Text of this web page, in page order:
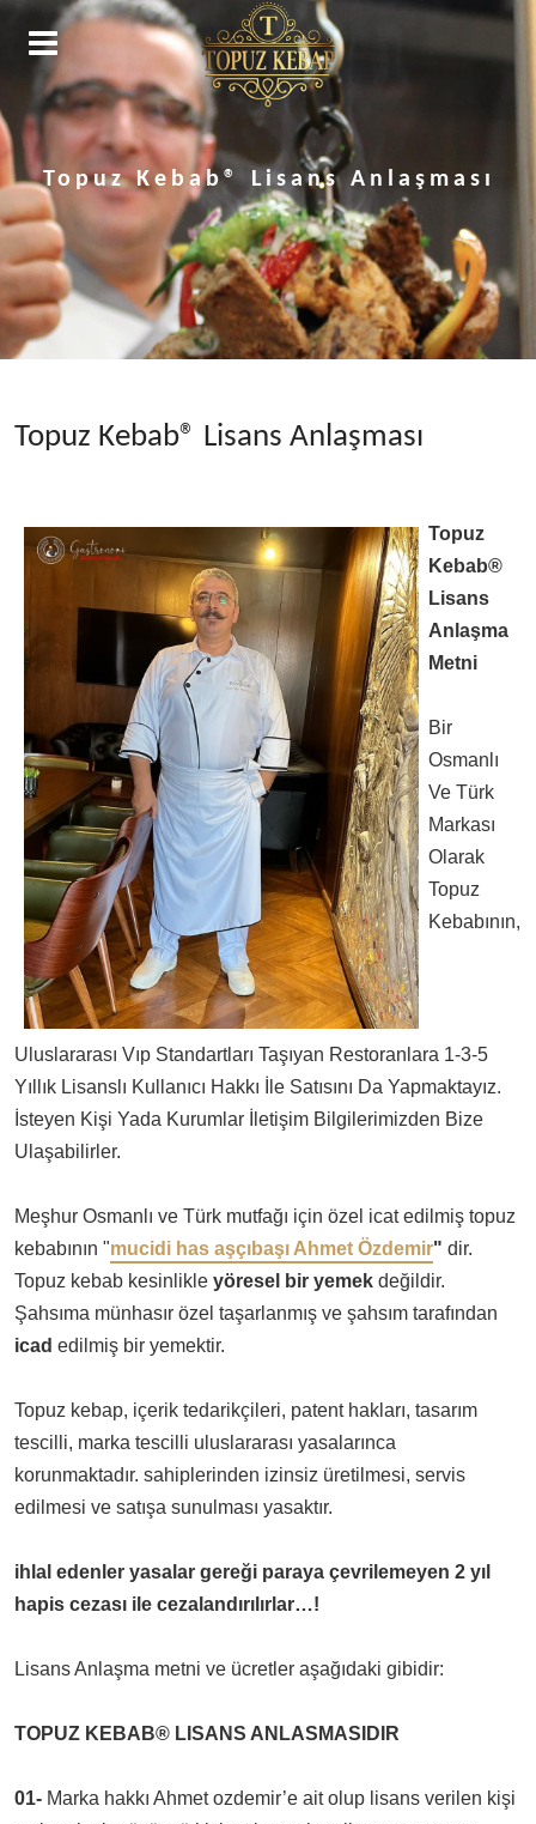
Topuz Kebab® Lisans Anlaşması
Topuz Kebab® Lisans Anlaşması
Topuz
Kebab®
Lisans
Anlaşma
Metni
Bir
Osmanlı
Ve Türk
Markası
Olarak
Topuz
Kebabının,
Uluslararası Vıp Standartları Taşıyan Restoranlara 1-3-5
Yıllık Lisanslı Kullanıcı Hakkı İle Satısını Da Yapmaktayız.
İsteyen Kişi Yada Kurumlar İletişim Bilgilerimizden Bize
Ulaşabilirler.
Meşhur Osmanlı ve Türk mutfağı için özel icat edilmiş topuz
kebabının "mucidi has aşçıbaşı Ahmet Özdemir" dir.
Topuz kebab kesinlikle yöresel bir yemek değildir.
Şahsıma münhasır özel taşarlanmış ve şahsım tarafından
icad edilmiş bir yemektir.
Topuz kebap, içerik tedarikçileri, patent hakları, tasarım
tescilli, marka tescilli uluslararası yasalarınca
korunmaktadır. sahiplerinden izinsiz üretilmesi, servis
edilmesi ve satışa sunulması yasaktır.
ihlal edenler yasalar gereği paraya çevrilemeyen 2 yıl
hapis cezası ile cezalandırılırlar…!
Lisans Anlaşma metni ve ücretler aşağıdaki gibidir:
TOPUZ KEBAB® LISANS ANLASMASIDIR
01- Marka hakkı Ahmet ozdemir’e ait olup lisans verilen kişi